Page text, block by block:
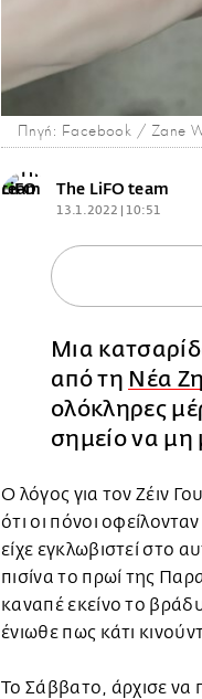
Πηγή: Facebook / Zane
The LiFO team
13.1.2022 | 10:51
Μια
από τη Νέα
ολόκληρες
σημείο να μη
Ο λόγος για τον Ζέιν
ότι οι πόνοι
είχε εγκλωβιστεί στο
πισίνα το πρωί της
καναπέ εκείνο το
ένιωθε πως κάτι
Το Σάββατο, άρχισε να